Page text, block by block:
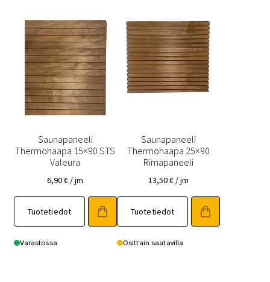
valinnat
tuotteen
sivulla.
valinnat
tuotteen
sivulla.
Saunapaneeli
Thermohaapa 15×90 STS
Valeura
6,90€ / jm
Tuotetiedot
Tällä
tuotteella
on
useampi
Varastossa
Saunapaneeli
Thermohaapa 25×90
Rimapaneeli
13,50€ / jm
Tuotetiedot
Tällä
tuotteella
on
useampi
Osittain saatavilla